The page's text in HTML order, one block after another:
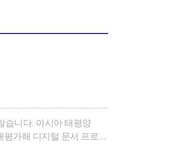
습니다. 아시아 태평양
가해 디지털 문서 프로세